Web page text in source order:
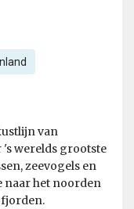
van
werelds grootste
zeevogels en
naar het noorden
fjorden.